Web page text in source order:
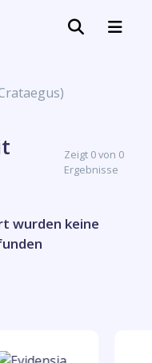
Zeigt 0 von 0
Ergebnisse
wurden keine